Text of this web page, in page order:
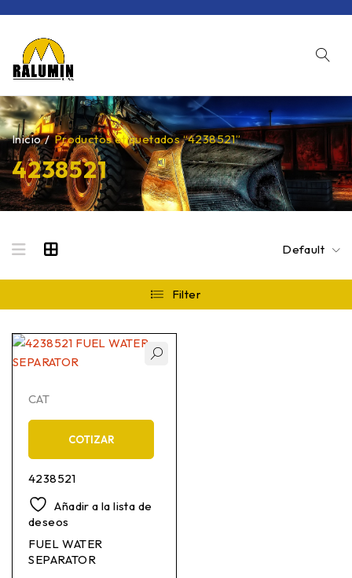
4238521
Inicio / Productos etiquetados “4238521”
Default
Filter
CAT
COTIZAR
4238521
Añadir a la lista de
deseos
FUEL WATER
SEPARATOR